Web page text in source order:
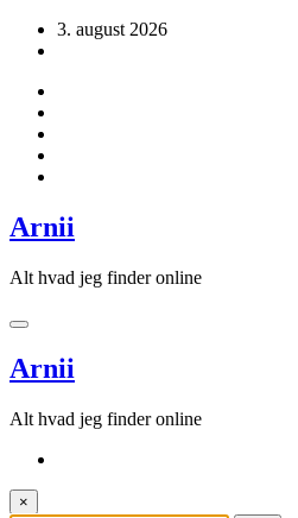
Videre 3. august 2026
Arnii
Alt hvad jeg finder online
Arnii
Alt hvad jeg finder online
×